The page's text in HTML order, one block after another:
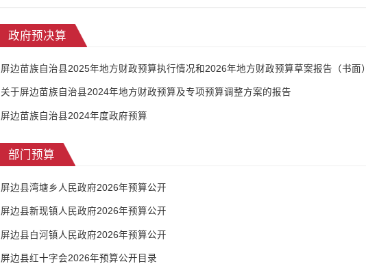
政府预决算
屏边苗族自治县2025年地方财政预算执行情况和2026年地方财政预算草案报告（书面）
关于屏边苗族自治县2024年地方财政预算及专项预算调整方案的报告
屏边苗族自治县2024年度政府预算
部门预算
屏边县湾塘乡人民政府2026年预算公开
屏边县新现镇人民政府2026年预算公开
屏边县白河镇人民政府2026年预算公开
屏边县红十字会2026年预算公开目录